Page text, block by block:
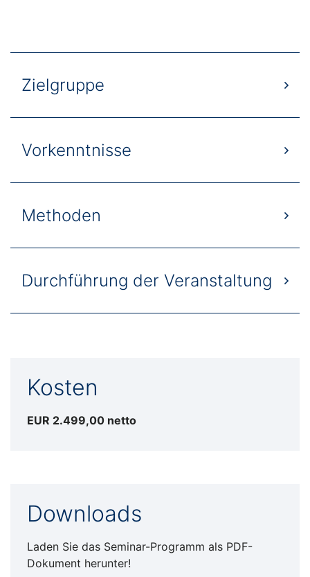
Zielgruppe
Vorkenntnisse
Methoden
Durchführung der Veranstaltung
Kosten
EUR 2.499,00 netto
Downloads
Laden Sie das Seminar-Programm als PDF-
Dokument herunter!